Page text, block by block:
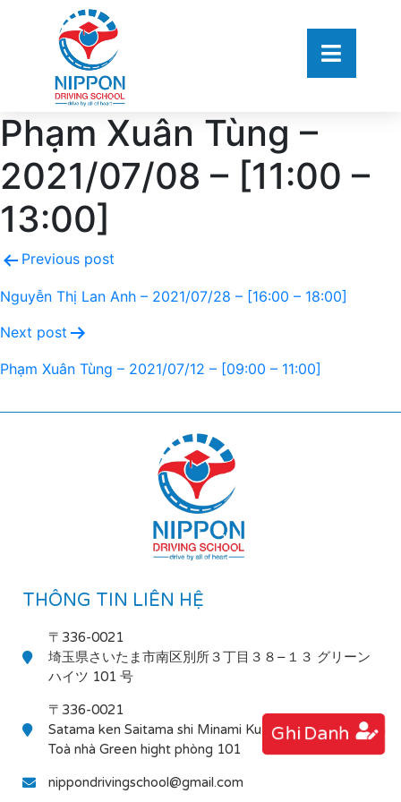
Phạm Xuân Tùng –
2021/07/08 – [11:00 –
13:00]
Previous post
Nguyễn Thị Lan Anh – 2021/07/28 – [16:00 – 18:00]
Next post
Phạm Xuân Tùng – 2021/07/12 – [09:00 – 11:00]
Ghi Danh
THÔNG TIN LIÊN HỆ
〒336-0021
埼玉県さいたま市南区別所３丁目３８−１３ グリーン
ハイツ 101 号
〒336-0021
Satama ken Saitama shi Minami Ku Bessho 3-38-13
Toà nhà Green hight phòng 101
nippondrivingschool@gmail.com